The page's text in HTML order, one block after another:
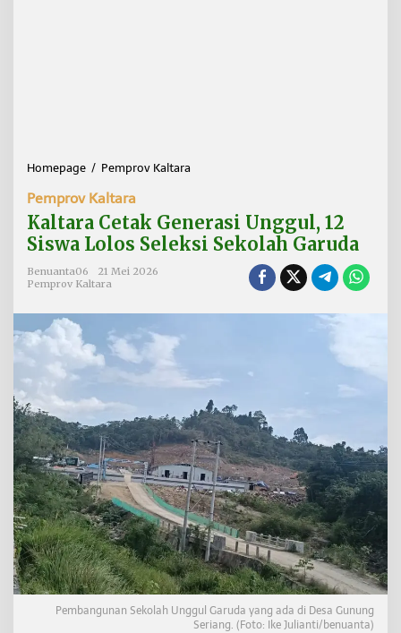
Homepage / Pemprov Kaltara
t
a
r
t
e
e
r
a
s
i
U
n
g
g
u
l
,
2
Pemprov Kaltara
Kaltara Cetak Generasi Unggul, 12
Siswa Lolos Seleksi Sekolah Garuda
Benuanta06
21 Mei 2026
Pemprov Kaltara
Pembangunan Sekolah Unggul Garuda yang ada di Desa Gunung
Seriang. (Foto: Ike Julianti/benuanta)